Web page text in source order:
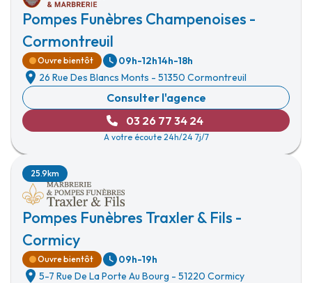
Pompes Funèbres Champenoises -
Cormontreuil
Ouvre bientôt 09h-12h14h-18h
26 Rue Des Blancs Monts - 51350 Cormontreuil
Consulter l'agence
03 26 77 34 24
A votre écoute 24h/24 7j/7
Pompes Funèbres Traxler & Fils -
Cormicy
25.9km
Ouvre bientôt
09h-19h
5-7 Rue De La Porte Au Bourg - 51220 Cormicy